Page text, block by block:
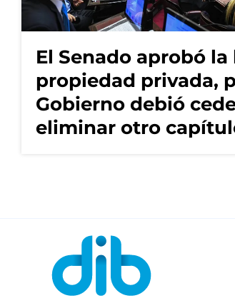
El Senado aprobó la
propiedad privada,
Gobierno debió
eliminar otro